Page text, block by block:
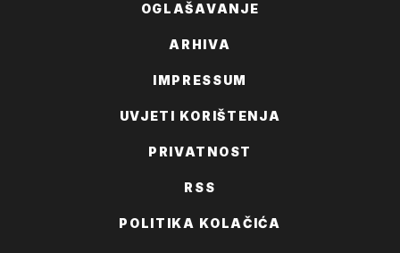
OGLAŠAVANJE
ARHIVA
IMPRESSUM
UVJETI KORIŠTENJA
PRIVATNOST
RSS
POLITIKA KOLAČIĆA